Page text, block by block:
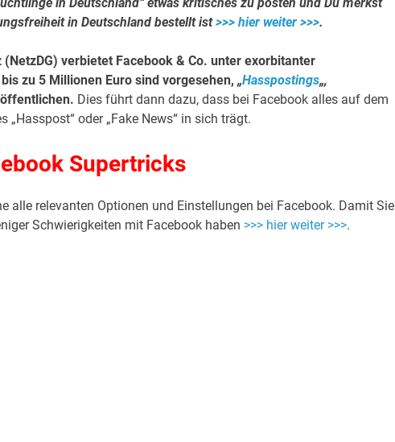
in Deutschland“ etwas kritisches zu posten und Du merkst
in Deutschland bestellt ist>>> hier weiter >>>.
verbietet Facebook & Co. unter exorbitanter
zu 5 Millionen Euro sind vorgesehen, „Hasspostings„,
Dies führt dann dazu, dass bei Facebook alles auf dem
oder „Fake News“ in sich trägt.
Supertricks
alle relevanten Optionen und Einstellungen bei Facebook. Damit Sie
Schwierigkeiten mit Facebook haben >>> hier weiter >>>.